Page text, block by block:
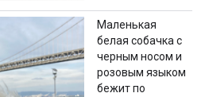
Маленькая
белая собачка с
черным носом и
розовым языком
бежит по